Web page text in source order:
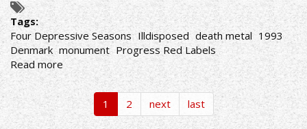
Tags:
Four Depressive Seasons Illdisposed death metal 1993
Denmark monument Progress Red Labels
Read more about
Illdisposed-
Four
Depressive
Seasons
1 2 next last